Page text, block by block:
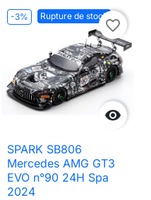
-3% Rupture de stock

favorite_border
SPARK SB806
Mercedes AMG GT3
EVO n°90 24H Spa
2024